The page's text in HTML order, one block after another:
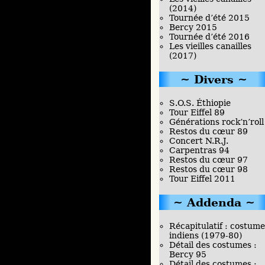
(2014)
Tournée d’été 2015
Bercy 2015
Tournée d’été 2016
Les vieilles canailles
(2017)
Divers
S.O.S. Éthiopie
Tour Eiffel 89
Générations rock’n’roll
Restos du cœur 89
Concert N.R.J.
Carpentras 94
Restos du cœur 97
Restos du cœur 98
Tour Eiffel 2011
Addenda
Récapitulatif :
indiens (1979-80)
Détail des costumes :
Bercy 95